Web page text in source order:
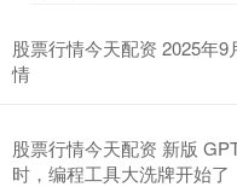
股票行情今天配资 2025年
情
股票行情今天配资 新版
时，编程工具大洗牌开始了